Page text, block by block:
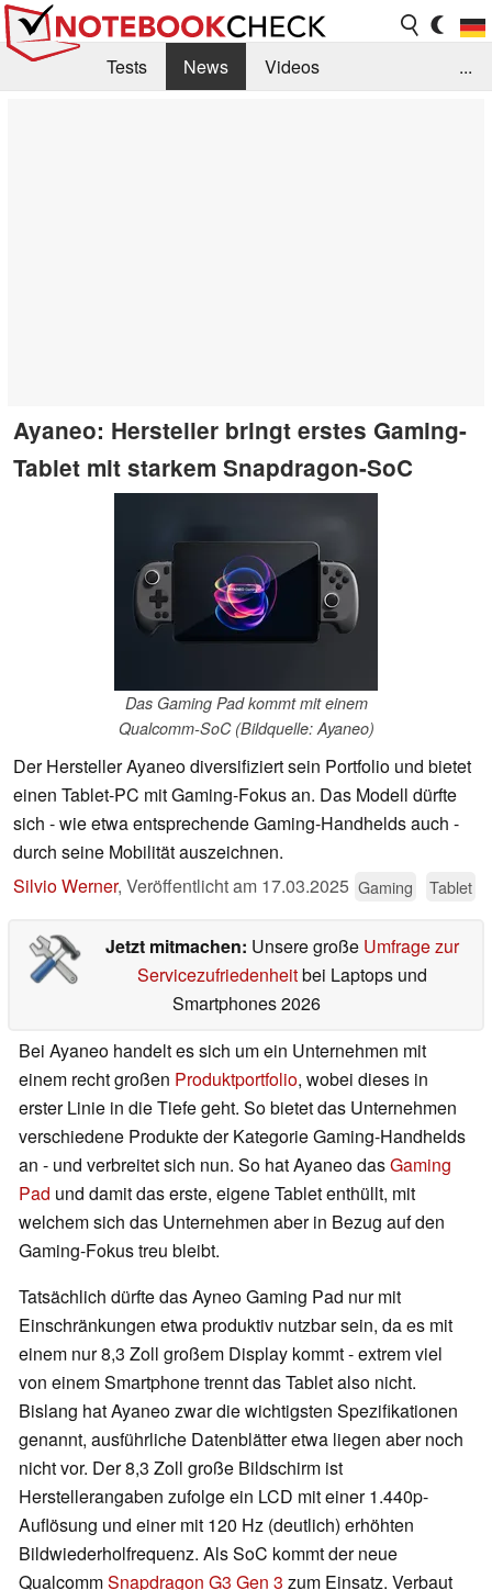
Tests News
Videos
...
Ayaneo: Hersteller bringt erstes Gaming-
Tablet mit starkem Snapdragon-SoC
Das Gaming Pad kommt mit einem
Qualcomm-SoC (Bildquelle: Ayaneo)
Der Hersteller Ayaneo diversifiziert sein Portfolio und bietet
einen Tablet-PC mit Gaming-Fokus an. Das Modell dürfte
sich - wie etwa entsprechende Gaming-Handhelds auch -
durch seine Mobilität auszeichnen.
Silvio Werner, Veröffentlicht am 17.03.2025 Gaming Tablet
Jetzt mitmachen: Unsere große Umfrage zur
Servicezufriedenheitbei Laptops und
Smartphones 2026
Bei Ayaneo handelt es sich um ein Unternehmen mit
einem recht großen Produktportfolio, wobei dieses in
erster Linie in die Tiefe geht. So bietet das Unternehmen
verschiedene Produkte der Kategorie Gaming-Handhelds
an - und verbreitet sich nun. So hat Ayaneo dasGaming
Pad und damit das erste, eigene Tablet enthüllt, mit
welchem sich das Unternehmen aber in Bezug auf den
Gaming-Fokus treu bleibt.
Tatsächlich dürfte das Ayneo Gaming Pad nur mit
Einschränkungen etwa produktiv nutzbar sein, da es mit
einem nur 8,3 Zoll großem Display kommt - extrem viel
von einem Smartphone trennt das Tablet also nicht.
Bislang hat Ayaneo zwar die wichtigsten Spezifikationen
genannt, ausführliche Datenblätter etwa liegen aber noch
nicht vor. Der 8,3 Zoll große Bildschirm ist
Herstellerangaben zufolge ein LCD mit einer 1.440p-
Auflösung und einer mit 120 Hz (deutlich) erhöhten
Bildwiederholfrequenz. Als SoC kommt der neue
QualcommSnapdragon G3 Gen 3 zum Einsatz. Verbaut